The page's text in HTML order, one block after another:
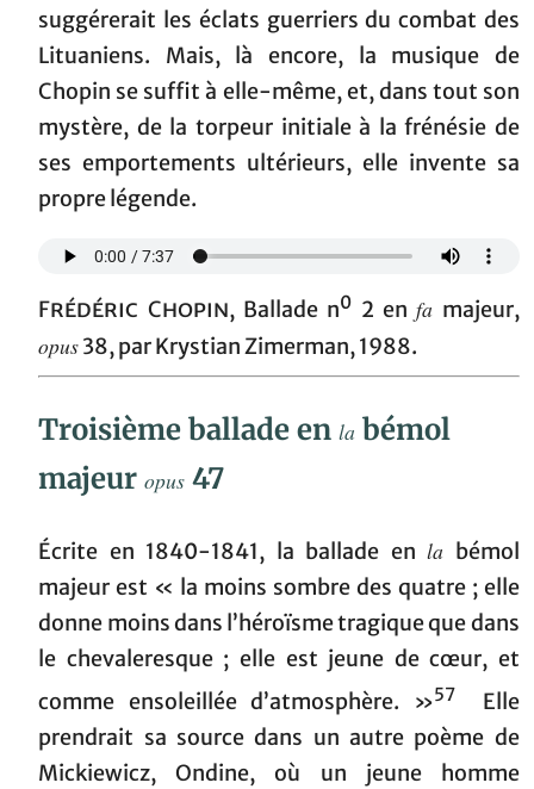
suggérerait les éclats guerriers du combat des
Lituaniens. Mais, là encore, la musique de
Chopin se suffit à elle-même, et, dans tout son
mystère, de la torpeur initiale à la frénésie de
ses emportements ultérieurs, elle invente sa
propre légende.
Frédéric Chopin, Ballade n0 2 enfa majeur,
opus38, par Krystian Zimerman, 1988.
Troisième ballade enla bémol
majeuropus 47
Écrite en 1840-1841, la ballade enla bémol
majeur est « la moins sombre des quatre ; elle
donne moins dans l’héroïsme tragique que dans
le chevaleresque ; elle est jeune de cœur, et
comme ensoleillée d’atmosphère. »57
Elle
prendrait sa source dans un autre poème de
Mickiewicz, Ondine, où un jeune homme